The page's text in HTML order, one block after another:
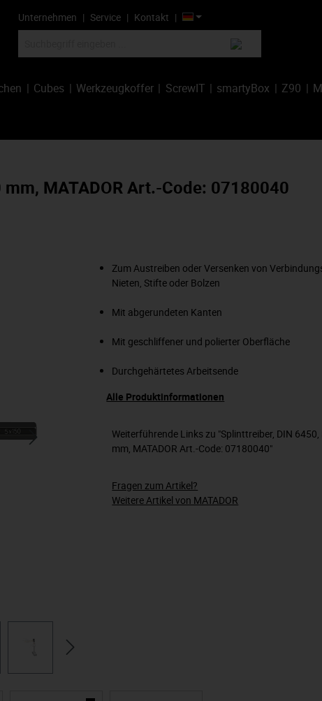
Unternehmen Service Kontakt
Cubes Werkzeugkoffer ScrewIT smartyBox Z90
MATADOR Art.-Code: 07180040
Zum Austreiben oder Versenken von
Nieten, Stifte oder Bolzen
Mit abgerundeten Kanten
Mit geschliffener und polierter Oberfläche
Durchgehärtetes Arbeitsende
Alle Produktinformationen
Weiterführende Links zu "Splinttreiber, DIN 6450,
mm, MATADOR Art.-Code: 07180040"
Fragen zum Artikel?
Weitere Artikel von MATADOR